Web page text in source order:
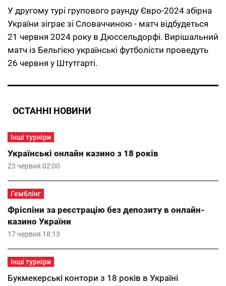
У другому турі групового раунду Євро-2024 збірна
України зіграє зі Словаччиною - матч відбудеться
21 червня 2024 року в Дюссельдорфі. Вирішальний
матч із Бельгією українські футболісти проведуть
26 червня у Штутгарті.
ОСТАННІ НОВИНИ
Інші турніри
23 червня 02:00
Українські онлайн казино з 18 років
Гемблінг
17 червня 18:13
Фріспіни за реєстрацію без депозиту в онлайн-
казино України
Інші турніри
Букмекерські контори з 18 років в Україні